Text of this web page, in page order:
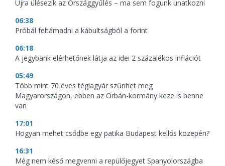
Újra ülésezik az Országgyűlés – ma sem fogunk unatkozni
06:38
Próbál feltámadni a kábultságból a forint
06:18
A jegybank elérhetőnek látja az idei 2 százalékos inflációt
05:49
Több mint 70 éves téglagyár szűnhet meg
Magyarországon, ebben az Orbán-kormány keze is benne
van
17:01
Hogyan mehet csődbe egy patika Budapest kellős közepén?
16:31
Még nem késő megvenni a repülőjegyet Spanyolországba